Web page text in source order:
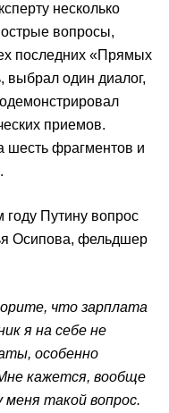
несколько
острые вопросы,
последних «Прямых
выбрал один диалог,
приемов.
шесть фрагментов и
Путину вопрос
Осипова, фельдшер
что зарплата
я на себе не
особенно
кажется, вообще
такой вопрос.